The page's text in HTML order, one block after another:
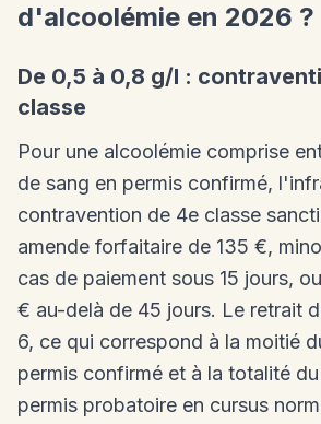
d'alcoolémie en 2026 ?
De 0,5 à 0,8 g/l :
classe
Pour une alcoolémie comprise
de sang en permis confirmé,
contravention de 4e classe
amende forfaitaire de 135 €,
cas de paiement sous 15 jours,
€ au-delà de 45 jours. Le retrait
6, ce qui correspond à la moitié
permis confirmé et à la totalité
permis probatoire en cursus